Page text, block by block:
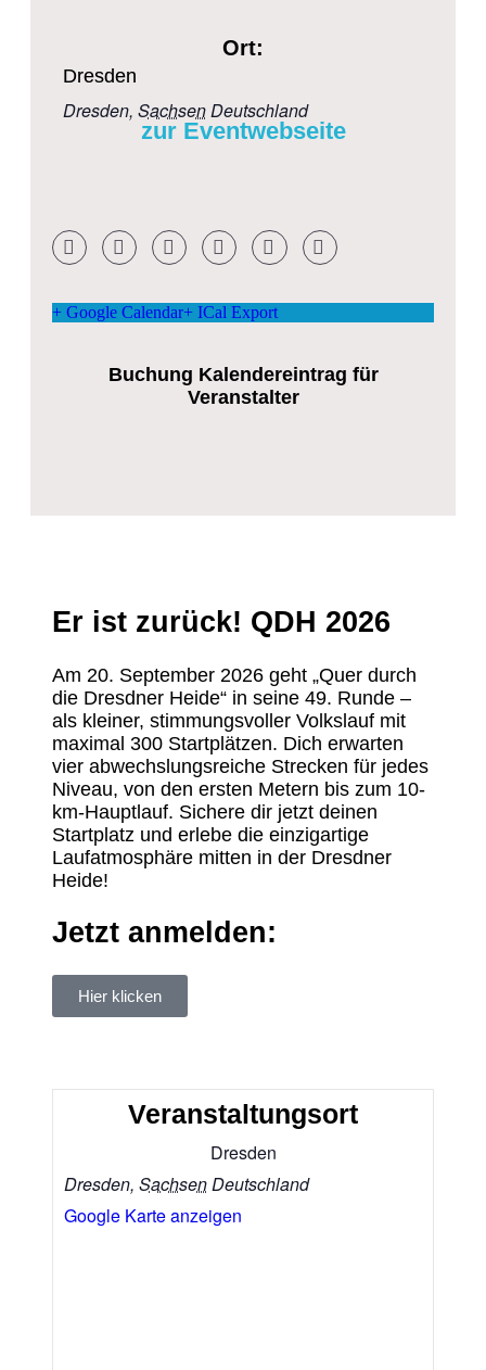
Ort:
Dresden
Dresden, SachsenDeutschland
zur Eventwebseite
+ Google Calendar+ ICal Export
Buchung Kalendereintrag für
Veranstalter
Er ist zurück! QDH 2026
Am 20. September 2026 geht „Quer durch
die Dresdner Heide“ in seine 49. Runde –
als kleiner, stimmungsvoller Volkslauf mit
maximal 300 Startplätzen. Dich erwarten
vier abwechslungsreiche Strecken für jedes
Niveau, von den ersten Metern bis zum 10-
km-Hauptlauf. Sichere dir jetzt deinen
Startplatz und erlebe die einzigartige
Laufatmosphäre mitten in der Dresdner
Heide!
Jetzt anmelden:
Hier klicken
Veranstaltungsort
Dresden
Dresden, Sachsen Deutschland
Google Karte anzeigen